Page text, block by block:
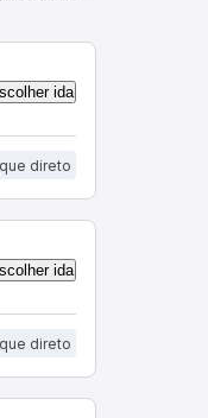
ida
direto
ida
direto